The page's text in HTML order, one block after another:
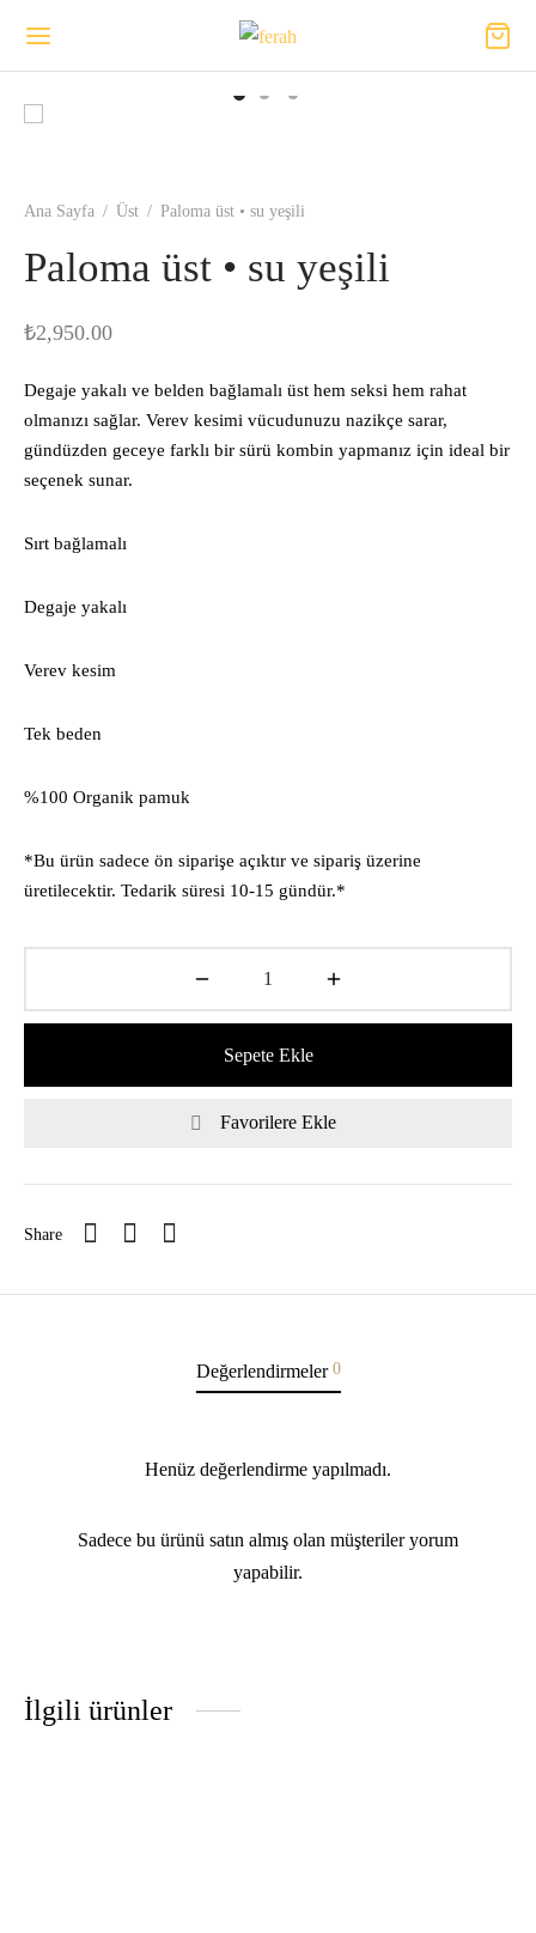
Ana Sayfa / Üst / Paloma üst • su yeşili
Paloma üst • su yeşili
₺2,950.00
Degaje yakalı ve belden bağlamalı üst hem seksi hem rahat
olmanızı sağlar. Verev kesimi vücudunuzu nazikçe sarar,
gündüzden geceye farklı bir sürü kombin yapmanız için ideal bir
seçenek sunar.
Sırt bağlamalı
Degaje yakalı
Verev kesim
Tek beden
%100 Organik pamuk
*Bu ürün sadece ön siparişe açıktır ve sipariş üzerine
üretilecektir. Tedarik süresi 10-15 gündür.*
Sepete Ekle
Favorilere Ekle
Share
Değerlendirmeler 0
Henüz değerlendirme yapılmadı.
Sadece bu ürünü satın almış olan müşteriler yorum
yapabilir.
İlgili ürünler